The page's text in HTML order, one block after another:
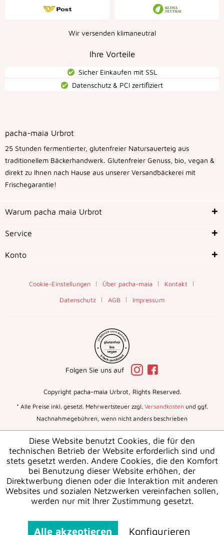
Wir versenden klimaneutral
Ihre Vorteile
Sicher Einkaufen mit SSL
Datenschutz & PCI zertiﬁziert
pacha-maia Urbrot
25 Stunden fermentierter, glutenfreier Natursauerteig aus
traditionellem Bäckerhandwerk. Glutenfreier Genuss, bio, vegan &
direkt zu Ihnen nach Hause aus unserer Versandbäckerei mit
Frischegarantie!
Warum pacha maia Urbrot
Service
Konto
* Alle Preise inkl. gesetzl. Mehrwertsteuer zzgl. Versandkosten und ggf.
Nachnahmegebühren, wenn nicht anders beschrieben
Cookie-Einstellungen Über pacha-maia
Kontakt
Datenschutz
AGB Impressum
Copyright pacha-maia Urbrot, Rights Reserved.
Folgen Sie uns auf
Diese Website benutzt Cookies, die für den
technischen Betrieb der Website erforderlich sind und
stets gesetzt werden. Andere Cookies, die den Komfort
bei Benutzung dieser Website erhöhen, der
Direktwerbung dienen oder die Interaktion mit anderen
Websites und sozialen Netzwerken vereinfachen sollen,
werden nur mit Ihrer Zustimmung gesetzt.
Alle akzeptieren Konfigurieren